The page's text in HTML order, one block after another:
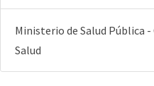
Ministerio de Salud Pública
Salud